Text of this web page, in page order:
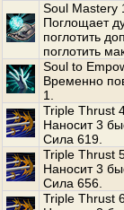
Soul Mastery
Поглощает
поглотить
поглотить
Soul to
Временно
1.
Triple Thrust
Наносит 3
Сила 619.
Triple Thrust
Наносит 3
Сила 656.
Triple Thrust